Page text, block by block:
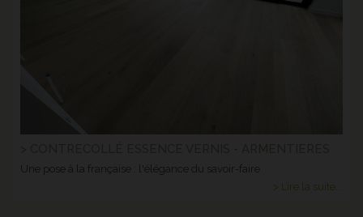
Une pose à la française : l'élégance du savoir-faire
> Lire la suite...